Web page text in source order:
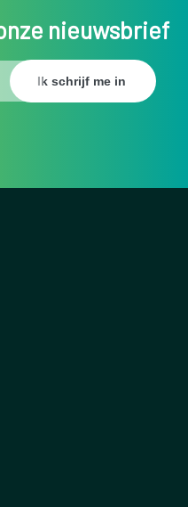
nieuwsbrief